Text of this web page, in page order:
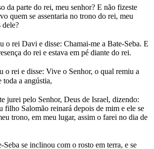
da parte do rei, meu senhor? E não fizeste
quem se assentaria no trono do rei, meu
dele?
o rei Davi e disse: Chamai-me a Bate-Seba. E
do rei e estava em pé diante do rei.
o rei e disse: Vive o Senhor, o qual remiu a
toda a angústia,
jurei pelo Senhor, Deus de Israel, dizendo:
filho Salomão reinará depois de mim e ele se
trono, em meu lugar, assim o farei no dia de
Seba se inclinou com o rosto em terra, e se